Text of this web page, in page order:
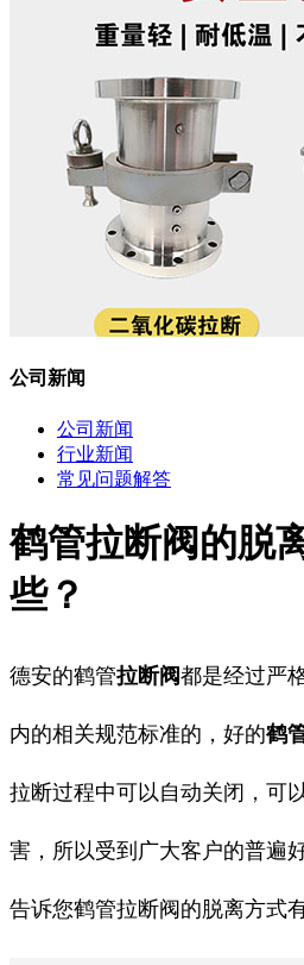
公司新闻
公司新闻
行业新闻
常见问题解答
鹤管拉断阀的脱
些？
德安的鹤管拉断阀都是经过严
内的相关规范标准的，好的鹤
拉断过程中可以自动关闭，可
害，所以受到广大客户的普遍
告诉您鹤管拉断阀 的脱离方式